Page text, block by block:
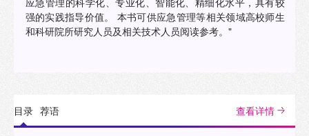
强的实践指导价值。 本书可供应急管理等相关领域高校师生
和科研院所研究人员及相关技术人员阅读参考。"
目录 荐语 查看详情